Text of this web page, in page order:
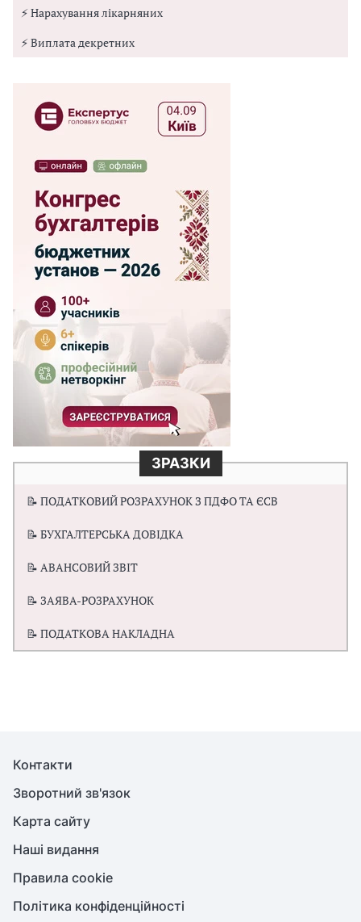
⚡ Нарахування лікарняних
⚡ Виплата декретних
ЗРАЗКИ
📝 ПОДАТКОВИЙ РОЗРАХУНОК З ПДФО ТА ЄСВ
📝 БУХГАЛТЕРСЬКА ДОВІДКА
📝 АВАНСОВИЙ ЗВІТ
📝 ЗАЯВА-РОЗРАХУНОК
📝 ПОДАТКОВА НАКЛАДНА
Контакти
Зворотний зв'язок
Карта сайту
Наші видання
Правила cookie
Політика конфіденційності